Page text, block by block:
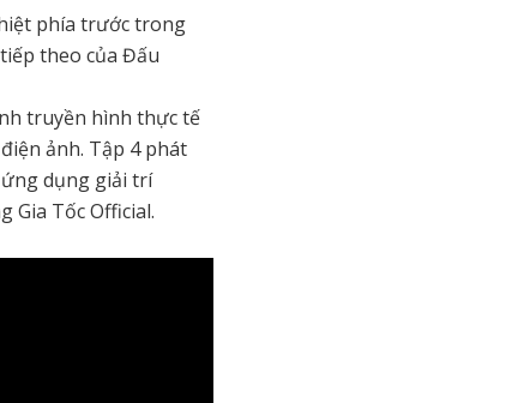
phía trước trong
theo của Đấu
truyền hình thực tế
ảnh. Tập 4 phát
ứng dụng giải trí
Gia Tốc Official.